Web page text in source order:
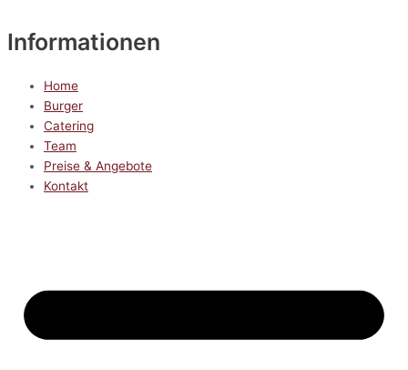
Informationen
Home
Burger
Catering
Team
Preise & Angebote
Kontakt